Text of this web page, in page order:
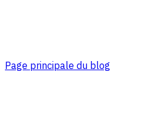
Page principale du blog